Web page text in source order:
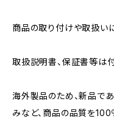
商品の取り付けや取扱い
取扱説明書、保証書等は
海外製品のため、新品で
みなど、商品の品質を